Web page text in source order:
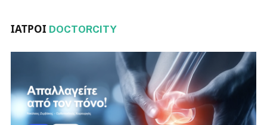
ΙΑΤΡΟΙ DOCTORCITY